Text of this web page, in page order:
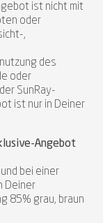
ist nicht mit
oder
,
des
oder
SunRay-
ist nur in Deiner
Angebot
bei einer
Deiner
85% grau, braun